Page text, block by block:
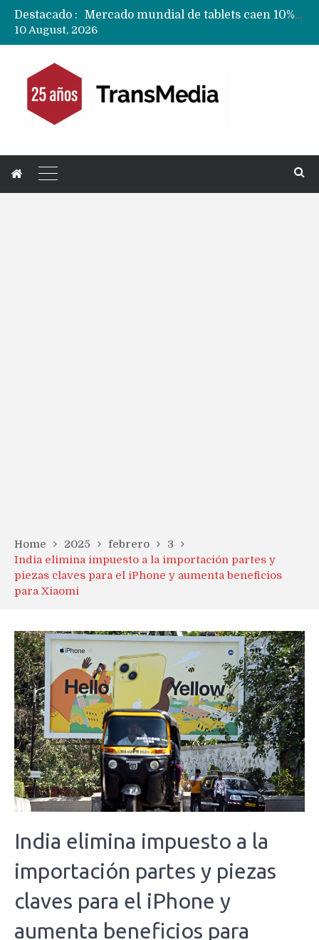
Destacado :
Fabricantes suben precios de teléfonos y ganan más dinero en un mercado donde Xiaomi alerta por no mejorar ventas
10 August, 2026
Home 2025 febrero
3
India elimina impuesto a la importación partes y
piezas claves para el iPhone y aumenta beneficios
para Xiaomi
India elimina impuesto a la
importación partes y piezas
claves para el iPhone y
aumenta beneficios para